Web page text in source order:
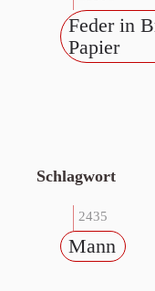
Feder in
Papier
Schlagwort
2435
Mann